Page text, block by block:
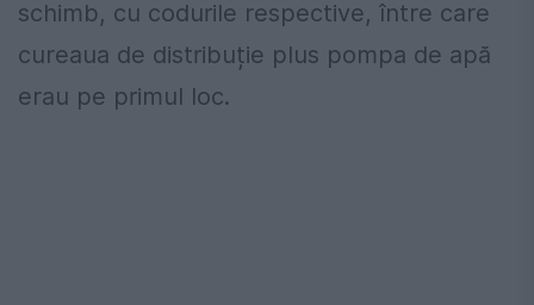
schimb, cu codurile respective, între care
cureaua de distribuție plus pompa de apă
erau pe primul loc.